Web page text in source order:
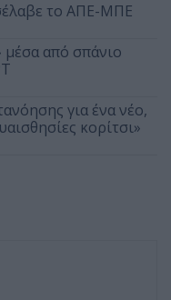
το ΑΠΕ-ΜΠΕ
μέσα από σπάνιο
για ένα νέο,
κορίτσι»